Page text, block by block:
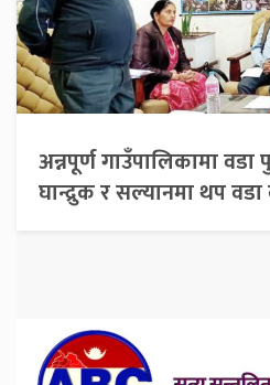
अन्नपूर्ण गाउँपालिकामा वडा
घान्द्रुक र सल्यानमा थप वडा